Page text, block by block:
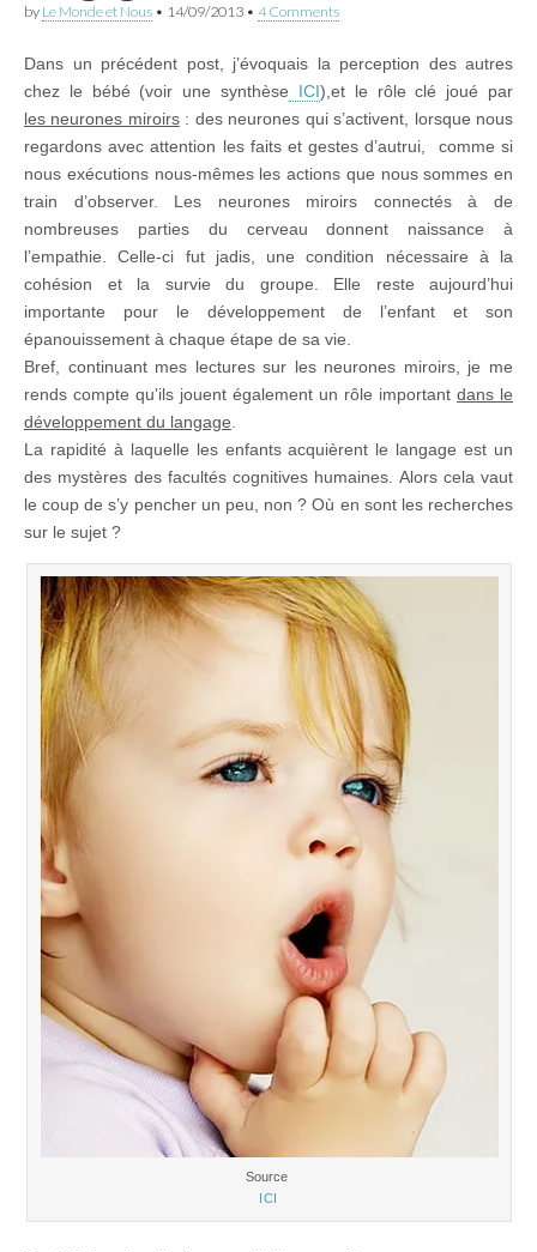
by Le Monde et Nous • 14/09/2013 • 4 Comments
Dans un précédent post, j’évoquais la perception des autres
chez le bébé (voir une synthèse ICI),et le rôle clé joué par
les neurones miroirs: des neurones qui s’activent, lorsque nous
regardons avec attention les faits et gestes d’autrui, comme si
nous exécutions nous-mêmes les actions que nous sommes en
train d’observer. Les neurones miroirs connectés à de
nombreuses parties du cerveau donnent naissance à
l’empathie. Celle-ci fut jadis, une condition nécessaire à la
cohésion et la survie du groupe. Elle reste aujourd’hui
importante pour le développement de l’enfant et son
épanouissement à chaque étape de sa vie.
Bref, continuant mes lectures sur les neurones miroirs, je me
rends compte qu’ils jouent également un rôle important dans le
développement du langage
La rapidité à laquelle les enfants acquièrent le langage est un
des mystères des facultés cognitives humaines. Alors cela vaut
le coup de s’y pencher un peu, non ? Où en sont les recherches
sur le sujet ?
Source
ICI